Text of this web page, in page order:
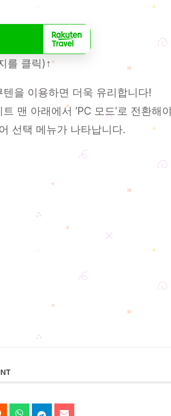
를 클릭)↑
을 이용하면 더욱 유리합니다!
맨 아래에서 ‘PC 모드’로 전환해
선택 메뉴가 나타납니다.